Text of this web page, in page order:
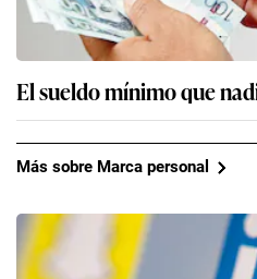
El sueldo mínimo que
Más sobre Marca personal